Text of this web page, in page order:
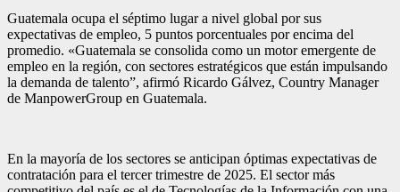
Guatemala ocupa el séptimo lugar a nivel global por sus
expectativas de empleo, 5 puntos porcentuales por encima del
promedio. «Guatemala se consolida como un motor emergente de
empleo en la región, con sectores estratégicos que están impulsando
la demanda de talento”, afirmó Ricardo Gálvez, Country Manager
de ManpowerGroup en Guatemala.
En la mayoría de los sectores se anticipan óptimas expectativas de
contratación para el tercer trimestre de 2025. El sector más